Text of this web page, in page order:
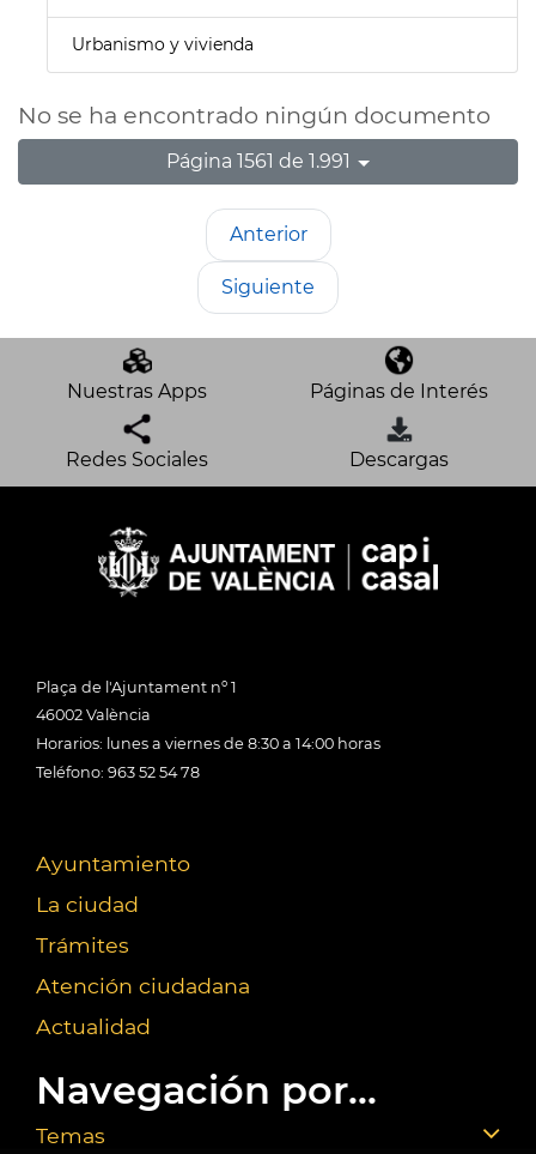
Urbanismo y vivienda
No se ha encontrado ningún documento
Página 1561 de 1.991
Anterior
Siguiente
Nuestras Apps Páginas de Interés
Redes Sociales Descargas
Plaça de l'Ajuntament nº 1
46002 València
Horarios: lunes a viernes de 8:30 a 14:00 horas
Teléfono: 963 52 54 78
Ayuntamiento
La ciudad
Trámites
Atención ciudadana
Actualidad
Navegación por...
Temas